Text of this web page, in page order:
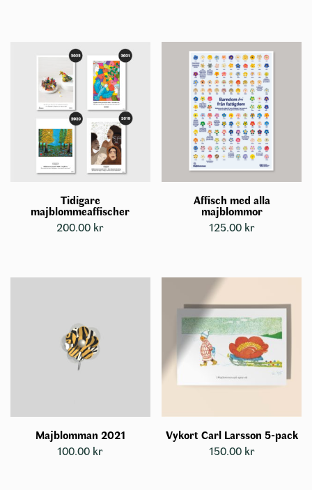
Tidigare
majblommeaffischer
200.00 kr
Den
här
produkten
har
flera
varianter.
De
olika
kan
väljas
på
Affisch med alla
majblommor
125.00 kr
Majblomman 2021
100.00 kr
Vykort Carl Larsson 5-pack
150.00 kr